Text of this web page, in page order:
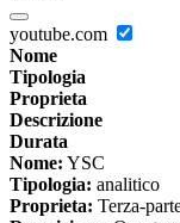
youtube.com
Nome
Tipologia
Proprieta
Descrizione
Durata
Nome: YSC
Tipologia: analitico
Proprieta: Terza-